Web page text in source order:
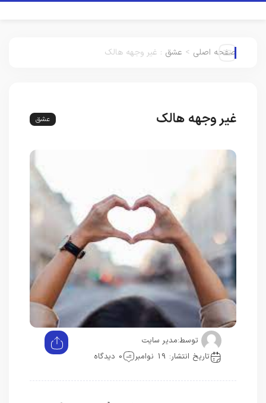
صفحه اصلی > عشق : غیر وجهه هالک
غیر وجهه هالک عشق
توسط:مدیر سایت
تاریخ انتشار: 19 نوامبر
0 دیدگاه